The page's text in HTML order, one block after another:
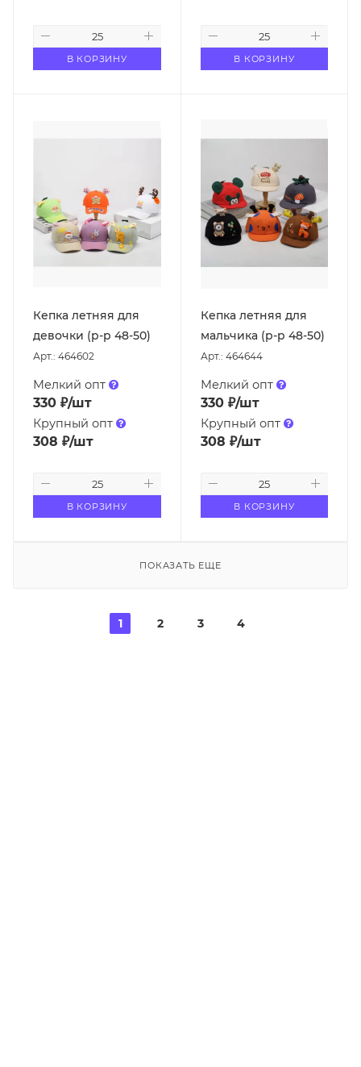
В КОРЗИНУ В КОРЗИНУ
Кепка летняя для
девочки (р-р 48-50)
Арт.: 464602
Мелкий опт
330 ₽/шт
Крупный опт
308 ₽/шт
В КОРЗИНУ
Кепка летняя для
мальчика (р-р 48-50)
Арт.: 464644
Мелкий опт
330₽/шт
Крупный опт
308 ₽/шт
В КОРЗИНУ
ПОКАЗАТЬ ЕЩЕ
1 2 3 4